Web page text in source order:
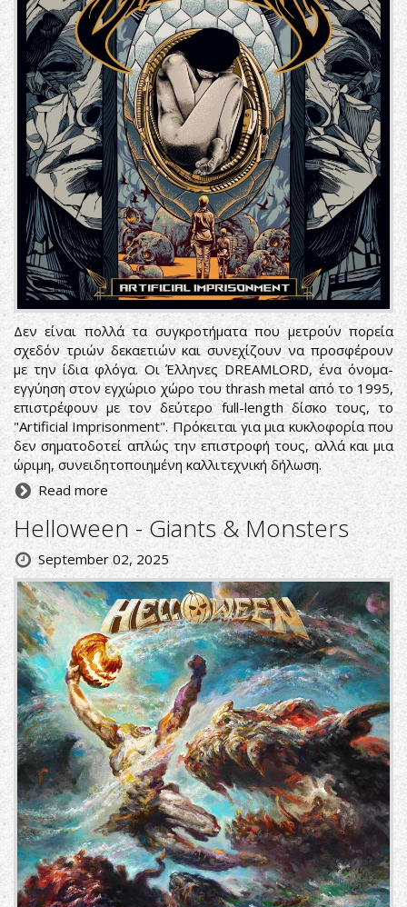
Δεν είναι πολλά τα συγκροτήματα που μετρούν πορεία
σχεδόν τριών δεκαετιών και συνεχίζουν να προσφέρουν
με την ίδια φλόγα. Οι Έλληνες DREAMLORD, ένα όνομα-
εγγύηση στον εγχώριο χώρο του thrash metal από το 1995,
επιστρέφουν με τον δεύτερο full-length δίσκο τους, το
"Artificial Imprisonment". Πρόκειται για μια κυκλοφορία που
δεν σηματοδοτεί απλώς την επιστροφή τους, αλλά και μια
ώριμη, συνειδητοποιημένη καλλιτεχνική δήλωση.
Read more
Helloween - Giants & Monsters
September 02, 2025